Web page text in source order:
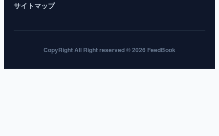
サイトマップ
CopyRight All Right reserved © 2026 FeedBook